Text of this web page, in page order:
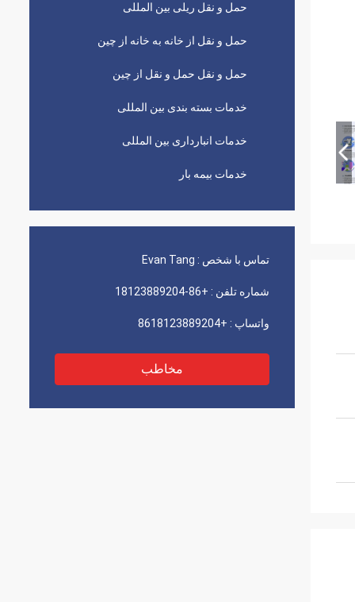
حمل و نقل ریلی بین المللی
حمل و نقل از خانه به خانه از چین
حمل و نقل حمل و نقل از چین
خدمات بسته بندی بین المللی
خدمات انبارداری بین المللی
خدمات بیمه بار
تماس با شخص : Evan Tang
شماره تلفن : +86-18123889204
واتساپ : +8618123889204
مخاطب